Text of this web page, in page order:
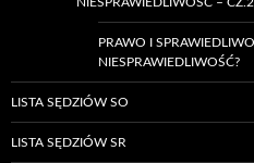
NIESPRAWIEDLIWOŚĆ – CZ.2
PRAWO I
NIESPRAWIEDLIWOŚĆ?
LISTA SĘDZIÓW SO
LISTA SĘDZIÓW SR